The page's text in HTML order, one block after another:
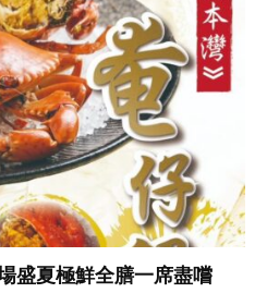
盛夏極鮮全膳一席盡嚐